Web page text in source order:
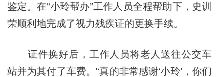
鉴定。在“小玲帮办”工作人员全程帮助下，史训
荣顺利地完成了视力残疾证的更换手续。
证件换好后，工作人员将老人送往公交车
站并为其付了车费。“真的非常感谢‘小玲’，你们